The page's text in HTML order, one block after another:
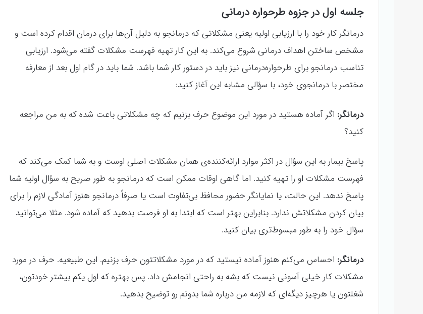
جلسه اول در جزوه طرحواره درمانی
درمانگر کار خود را با ارزیابی اولیه یعنی مشکلاتی که درمانجو به دلیل آن‌ها برای درمان اقدام کرده است و
مشخص ساختن اهداف درمانی شروع می‌کند. به این کار تهیه فهرست مشکلات گفته می‌شود. ارزیابی
تناسب درمانجو برای طرحواره‌درمانی نیز باید در دستور کار شما باشد. شما باید در گام اول بعد از معارفه
مختصر با درمانجوی خود، با سؤالی مشابه این آغاز کنید:
درمانگر: اگر آماده هستید در مورد این موضوع حرف بزنیم که چه مشکلاتی باعت شده که به من مراجعه
کنید؟
پاسخ بیمار به این سؤال در اکثر موارد ارائه‌کننده‌ی همان مشکلات اصلی اوست و به شما کمک می‌کند که
فهرست مشکلات او را تهیه کنید. اما گاهی اوقات ممکن است که درمانجو به طور صریح به سؤال اولیه شما
پاسخ ندهد. این حالت، یا نمایانگر حضور محافظ بی‌تفاوت است یا صرفاً درمانجو هنوز آمادگی لازم را برای
بیان کردن مشکلاتش ندارد. بنابراین بهتر است که ابتدا به او فرصت بدهید که آماده شود. مثلا می‌توانید
سؤال خود را به طور مبسوط‌تری بیان کنید.
درمانگر: احساس می‌کنم هنوز آماده نیستید که در مورد مشکلاتتون حرف بزنیم. این طبیعیه. حرف در مورد
مشکلات کار خیلی آسونی نیست که بشه به راحتی انجامش داد. پس بهتره که اول یکم بیشتر خودتون،
شغلتون یا هرچیز دیگه‌ای که لازمه من درباره شما بدونم رو توضیح بدهید.